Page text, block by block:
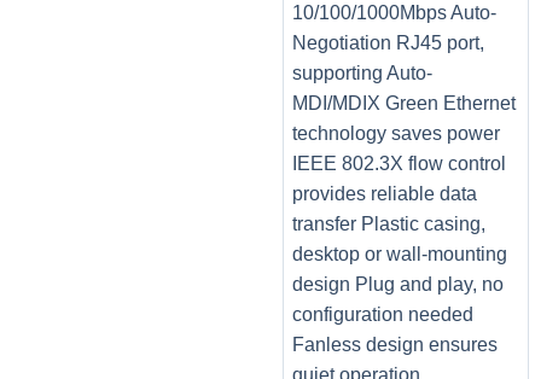
10/100/1000Mbps Auto-
Negotiation RJ45 port,
supporting Auto-
MDI/MDIX Green Ethernet
technology saves power
IEEE 802.3X flow control
provides reliable data
transfer Plastic casing,
desktop or wall-mounting
design Plug and play, no
configuration needed
Fanless design ensures